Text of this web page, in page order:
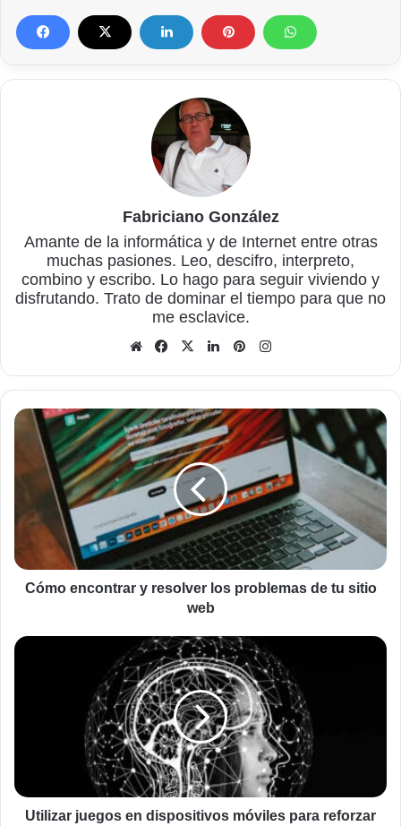
Fabriciano González
Amante de la informática y de Internet entre otras
muchas pasiones. Leo, descifro, interpreto,
combino y escribo. Lo hago para seguir viviendo y
disfrutando. Trato de dominar el tiempo para que no
me esclavice.
Sitio
Facebook
X LinkedInPinterest
Cómo
encontrar
resolver
problemas
de
sitio
web
Cómo encontrar y resolver los problemas de tu sitio
web
Utilizar
dispositivos
cerebro
Utilizar juegos en dispositivos móviles para reforzar